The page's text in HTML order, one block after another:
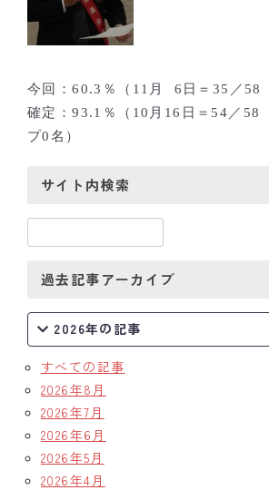
スケジュール
木曜会
組織図
クラブのあゆみ
クラブの歴史
案内
例会場・事務局の案内
リンク集
情報公開
今回：60.3％（11月 6日＝35／58
確定：93.1％（10月16日＝54／
プ0名）
サイト内検索
過去記事アーカイブ
2026年の記事
すべての記事
2026年8月
2026年7月
2026年6月
2026年5月
2026年4月